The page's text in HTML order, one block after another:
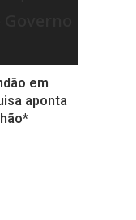
em
aponta